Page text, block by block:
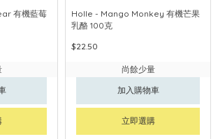
有機藍莓
Holle - Mango Monkey 有機芒果
乳酪 100克
$22.50
尚餘少量
加入購物車
立即選購